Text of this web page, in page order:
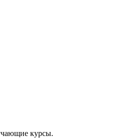
курсы.